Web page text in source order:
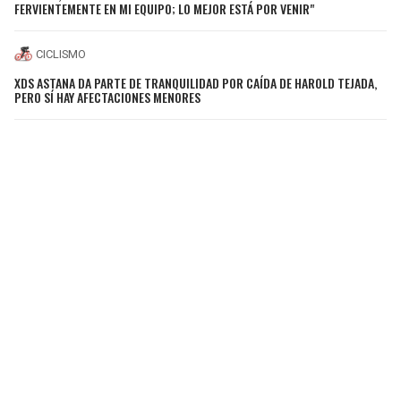
FERVIENTEMENTE EN MI EQUIPO; LO MEJOR ESTÁ POR VENIR"
CICLISMO
XDS ASTANA DA PARTE DE TRANQUILIDAD POR CAÍDA DE HAROLD TEJADA,
PERO SÍ HAY AFECTACIONES MENORES